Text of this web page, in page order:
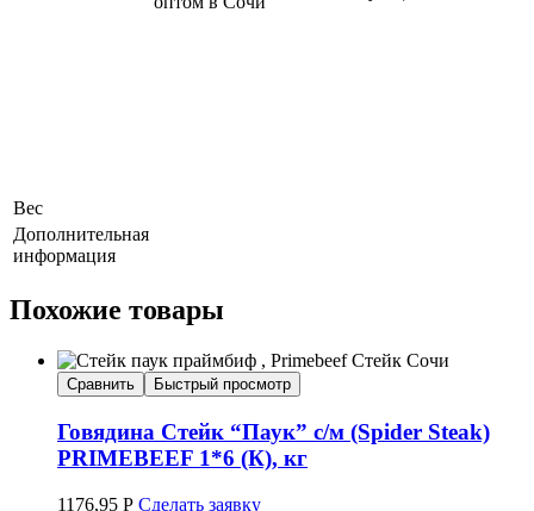
Вес
Дополнительная
информация
Похожие товары
Сравнить Быстрый просмотр
Говядина Стейк “Паук” с/м (Spider Steak)
PRIMEBEEF 1*6 (К), кг
1176,95 Р Сделать заявку